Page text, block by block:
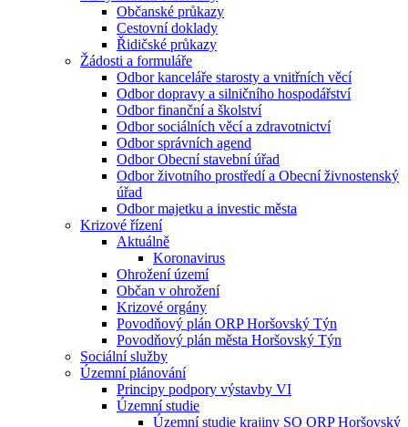
Občanské průkazy
Cestovní doklady
Řidičské průkazy
Žádosti a formuláře
Odbor kanceláře starosty a vnitřních věcí
Odbor dopravy a silničního hospodářství
Odbor finanční a školství
Odbor sociálních věcí a zdravotnictví
Odbor správních agend
Odbor Obecní stavební úřad
Odbor životního prostředí a Obecní živnostenský
úřad
Odbor majetku a investic města
Krizové řízení
Aktuálně
Koronavirus
Ohrožení území
Občan v ohrožení
Krizové orgány
Povodňový plán ORP Horšovský Týn
Povodňový plán města Horšovský Týn
Sociální služby
Územní plánování
Principy podpory výstavby VI
Územní studie
Územní studie krajiny SO ORP Horšovský